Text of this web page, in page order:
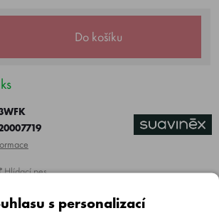
Do košíku
Hlídací pes
s personalizací